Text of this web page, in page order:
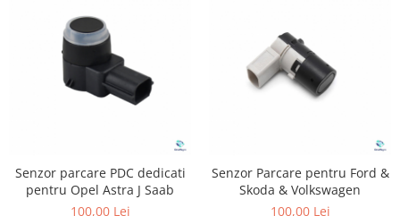
Senzor parcare PDC dedicati
pentru Opel Astra J Saab
100,00 Lei
Senzor Parcare pentru Ford &
Skoda & Volkswagen
100,00 Lei